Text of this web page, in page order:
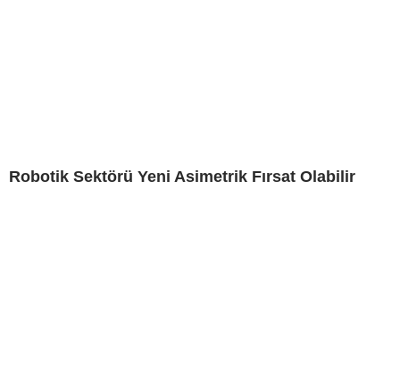
Robotik Sektörü Yeni Asimetrik Fırsat Olabilir